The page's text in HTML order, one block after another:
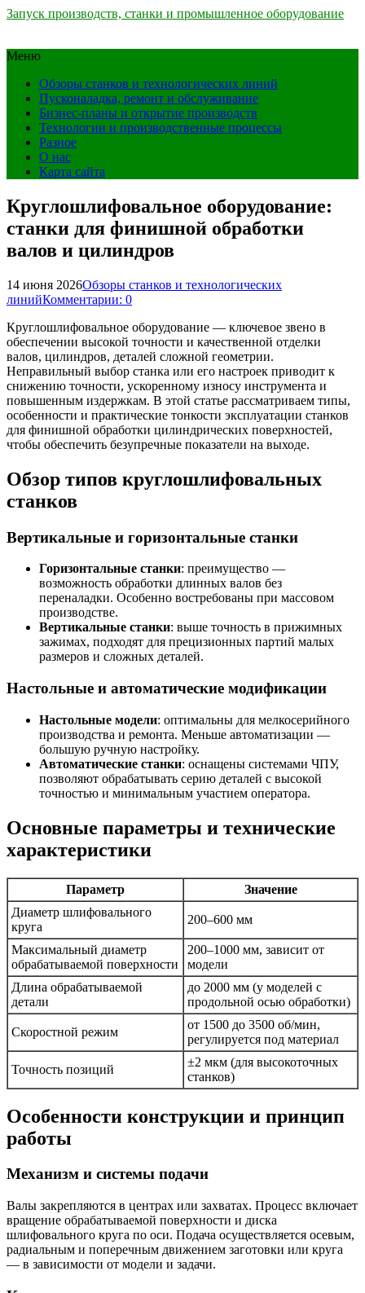
Запуск производств, станки и промышленное оборудование
Меню
Обзоры станков и технологических линий
Пусконаладка, ремонт и обслуживание
Бизнес-планы и открытие производств
Технологии и производственные процессы
Разное
О нас
Карта сайта
Круглошлифовальное оборудование:
станки для финишной обработки
валов и цилиндров
14 июня 2026Обзоры станков и технологических
линийКомментарии: 0
Круглошлифовальное оборудование — ключевое звено в
обеспечении высокой точности и качественной отделки
валов, цилиндров, деталей сложной геометрии.
Неправильный выбор станка или его настроек приводит к
снижению точности, ускоренному износу инструмента и
повышенным издержкам. В этой статье рассматриваем типы,
особенности и практические тонкости эксплуатации станков
для финишной обработки цилиндрических поверхностей,
чтобы обеспечить безупречные показатели на выходе.
Обзор типов круглошлифовальных
станков
Вертикальные и горизонтальные станки
Горизонтальные станки: преимущество —
возможность обработки длинных валов без
переналадки. Особенно востребованы при массовом
производстве.
Вертикальные станки: выше точность в прижимных
зажимах, подходят для прецизионных партий малых
размеров и сложных деталей.
Настольные и автоматические модификации
Настольные модели: оптимальны для мелкосерийного
производства и ремонта. Меньше автоматизации —
большую ручную настройку.
Автоматические станки: оснащены системами ЧПУ,
позволяют обрабатывать серию деталей с высокой
точностью и минимальным участием оператора.
Основные параметры и технические
характеристики
Параметр
Значение
Диаметр шлифовального
круга
200–600 мм
Максимальный диаметр
обрабатываемой поверхности
200–1000 мм, зависит от
модели
Длина обрабатываемой
детали
до 2000 мм (у моделей с
продольной осью обработки)
Скоростной режим
от 1500 до 3500 об/мин,
регулируется под материал
Точность позиций
±2 мкм (для высокоточных
станков)
Особенности конструкции и принцип
работы
Механизм и системы подачи
Валы закрепляются в центрах или захватах. Процесс включает
вращение обрабатываемой поверхности и диска
шлифовального круга по оси. Подача осуществляется осевым,
радиальным и поперечным движением заготовки или круга
— в зависимости от модели и задачи.